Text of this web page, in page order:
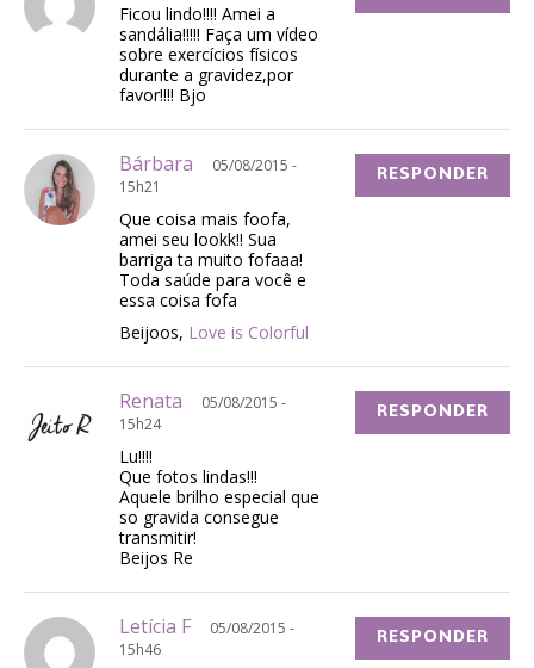
Ficou lindo!!!! Amei a
sandália!!!!! Faça um vídeo
sobre exercícios físicos
durante a gravidez,por
favor!!!! Bjo
Bárbara
05/08/2015 -
15h21
Que coisa mais foofa,
amei seu lookk!! Sua
barriga ta muito fofaaa!
Toda saúde para você e
essa coisa fofa
Beijoos, Love is Colorful
RESPONDER
Renata
05/08/2015 -
15h24
Lu!!!!
Que fotos lindas!!!
Aquele brilho especial que
so gravida consegue
transmitir!
Beijos Re
RESPONDER
Letícia F
05/08/2015 -
15h46
RESPONDER